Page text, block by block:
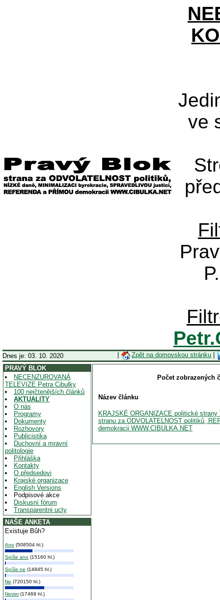
ve
Dnes je: 03. 10. 2020 Zpět na domovskou stránku
PRAVÝ BLOK
NECENZUROVANÁ
TELEVIZE Petra Cibulky
100 nejčtenějších článků
AKTUALITY
O nás
Programy
Dokumenty
Rozhovory
Publicistika
Duchovní a mravní
politologie
Přihláška
Kontakty
O předsedovi
Krajské organizace
English Versions
Podpisové akce
Diskusní fórum
Transparentni ucty
NAŠE ANKETA
Existuje Bůh?
Ano (508504 hl.)
Spíše ano (15160 hl.)
Spíše ne (14845 hl.)
Ne (720150 hl.)
Nevim (17469 hl.)
Počet zobrazených
Název článku
KRAJSKÉ ORGANIZACE politické
stranu za ODVOLATELNOST politiků,
demokracii WWW.CIBULKA.NET